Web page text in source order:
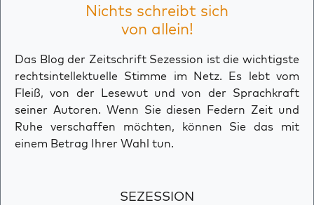
Nichts schreibt sich
von allein!
Das Blog der Zeitschrift Sezession ist die wichtigste
rechtsintellektuelle Stimme im Netz. Es lebt vom
Fleiß, von der Lesewut und von der Sprachkraft
seiner Autoren. Wenn Sie diesen Federn Zeit und
Ruhe verschaffen möchten, können Sie das mit
einem Betrag Ihrer Wahl tun.
SEZESSION